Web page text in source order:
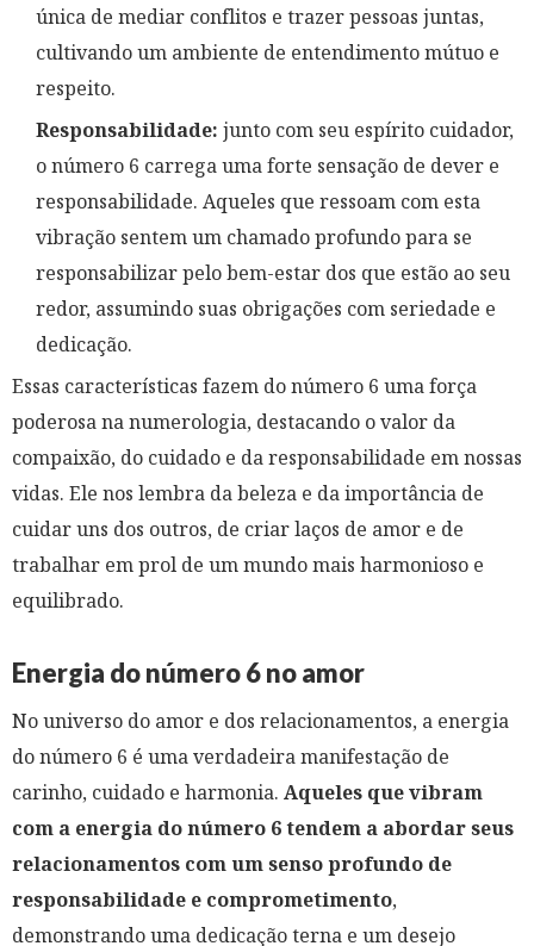
única de mediar conflitos e trazer pessoas juntas,
cultivando um ambiente de entendimento mútuo e
respeito.
Responsabilidade: junto com seu espírito cuidador,
o número 6 carrega uma forte sensação de dever e
responsabilidade. Aqueles que ressoam com esta
vibração sentem um chamado profundo para se
responsabilizar pelo bem-estar dos que estão ao seu
redor, assumindo suas obrigações com seriedade e
dedicação.
Essas características fazem do número 6 uma força
poderosa na numerologia, destacando o valor da
compaixão, do cuidado e da responsabilidade em nossas
vidas. Ele nos lembra da beleza e da importância de
cuidar uns dos outros, de criar laços de amor e de
trabalhar em prol de um mundo mais harmonioso e
equilibrado.
Energia do número 6 no amor
No universo do amor e dos relacionamentos, a energia
do número 6 é uma verdadeira manifestação de
carinho, cuidado e harmonia. Aqueles que vibram
com a energia do número 6 tendem a abordar seus
relacionamentos com um senso profundo de
responsabilidade e comprometimento,
demonstrando uma dedicação terna e um desejo